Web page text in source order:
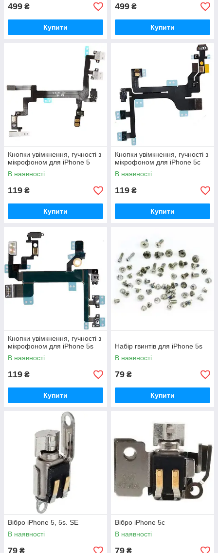
499 ₴
Купити
499 ₴
Купити
Кнопки увімкнення, гучності з
мікрофоном для iPhone 5
В наявності
119 ₴
Купити
Кнопки увімкнення, гучності з
мікрофоном для iPhone 5c
В наявності
119 ₴
Купити
Кнопки увімкнення, гучності з
мікрофоном для iPhone 5s
В наявності
119 ₴
Купити
Набір гвинтів для iPhone 5s
В наявності
79 ₴
Купити
Вібро iPhone 5, 5s. SE
В наявності
79 ₴
Вібро iPhone 5c
В наявності
79 ₴